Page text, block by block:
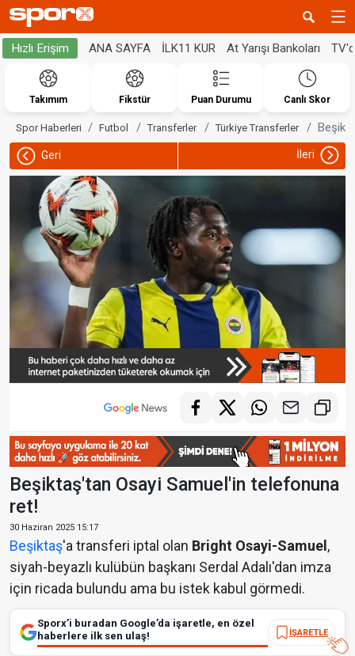
Hızlı Erişim ANA SAYFA İLK11 KUR At Yarışı Bankoları
Takımım Fikstür Puan Durumu Canlı Skor
Spor Haberleri Futbol Transferler Türkiye Transferler
Geri İleri
Beşiktaş'tan Osayi Samuel'in telefonuna
ret!
30 Haziran 2025 15:17
Beşiktaş'a transferi iptal olan Bright Osayi-Samuel ,
siyah-beyazlı kulübün başkanı Serdal Adalı'dan imza
için ricada bulundu ama bu istek kabul görmedi.
Sporx’i buradan Google’da işaretle, en özel
haberlere ilk sen ulaş!
İŞARETLE